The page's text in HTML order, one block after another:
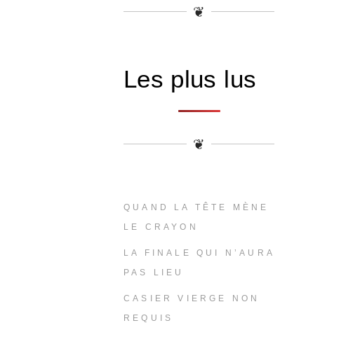
❦
Les plus lus
❦
QUAND LA TÊTE MÈNE
LE CRAYON
LA FINALE QUI N’AURA
PAS LIEU
CASIER VIERGE NON
REQUIS